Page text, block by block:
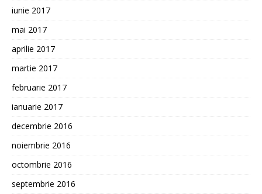
iunie 2017
mai 2017
aprilie 2017
martie 2017
februarie 2017
ianuarie 2017
decembrie 2016
noiembrie 2016
octombrie 2016
septembrie 2016